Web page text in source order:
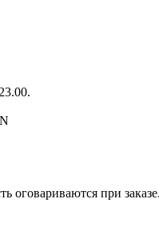
оговариваются при заказе.